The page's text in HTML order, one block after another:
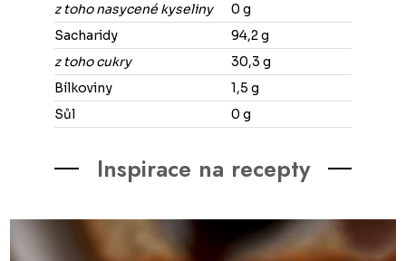
z toho nasycené kyseliny
0 g
Sacharidy
94,2 g
z toho cukry
30,3 g
Bílkoviny
1,5 g
Sůl
0 g
Inspirace na recepty